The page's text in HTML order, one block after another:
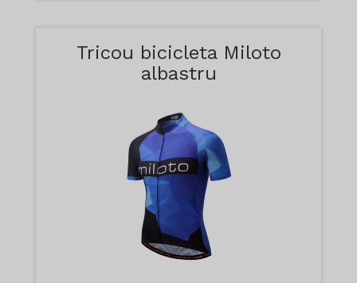
Tricou bicicleta Miloto
albastru